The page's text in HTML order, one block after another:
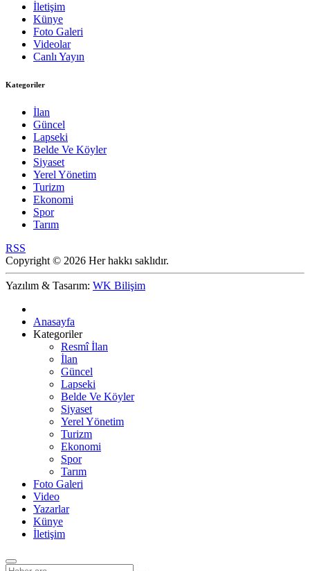
İletişim
Künye
Foto Galeri
Videolar
Canlı Yayın
Kategoriler
İlan
Güncel
Lapseki
Belde Ve Köyler
Siyaset
Yerel Yönetim
Turizm
Ekonomi
Spor
Tarım
RSS
Copyright © 2026 Her hakkı saklıdır.
Yazılım & Tasarım: WK Bilişim
Anasayfa
Kategoriler
Resmî İlan
İlan
Güncel
Lapseki
Belde Ve Köyler
Siyaset
Yerel Yönetim
Turizm
Ekonomi
Spor
Tarım
Foto Galeri
Video
Yazarlar
Künye
İletişim